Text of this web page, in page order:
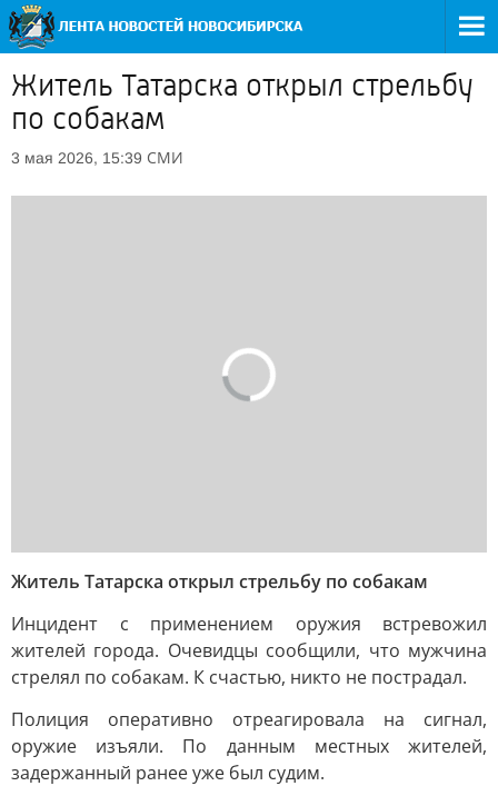
Житель Татарска открыл стрельбу
по собакам
3 мая 2026, 15:39 СМИ
Житель Татарска открыл стрельбу по собакам
Инцидент с применением оружия встревожил
жителей города. Очевидцы сообщили, что мужчина
стрелял по собакам. К счастью, никто не пострадал.
Полиция оперативно отреагировала на сигнал,
оружие изъяли. По данным местных жителей,
задержанный ранее уже был судим.